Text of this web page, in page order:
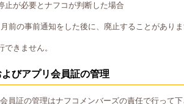
止が必要とナフコが判断した場合
前の事前通知をした後に、廃止することがありま
きません。
びアプリ会員証の管理
員証の管理はナフコメンバーズの責任で行って